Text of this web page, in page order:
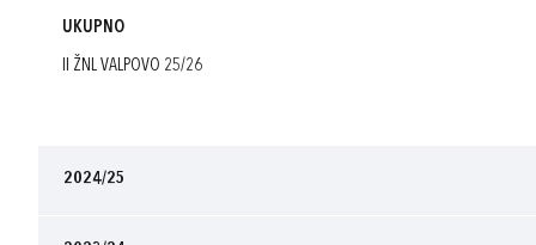
UKUPNO
II ŽNL VALPOVO 25/26
2024/25